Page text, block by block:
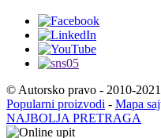
© Autorsko pravo - 2010-
Popularni proizvodi - Mapa
NAJBOLJA PRETRAGA